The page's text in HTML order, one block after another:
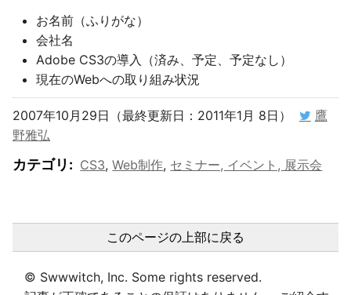
お名前（ふりがな）
会社名
Adobe CS3の導入（済み、予定、予定なし）
現在のWebへの取り組み状況
2007年10月29日（最終更新日：2011年1月 8日）
鷹
野雅弘
カテゴリ : CS3, Web制作, セミナー, イベント, 展示会
このページの上部に戻る
© Swwwitch, Inc. Some rights reserved.